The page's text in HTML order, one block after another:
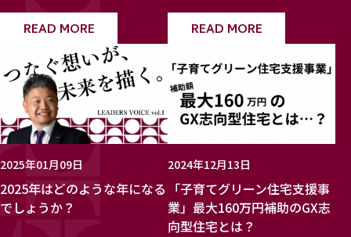
READ MORE READ MORE
2025年01月09日
2025年はどのような年になる
でしょうか？
2024年12月13日
「子育てグリーン住宅支援事
業」最大160万円補助のGX志
向型住宅とは？